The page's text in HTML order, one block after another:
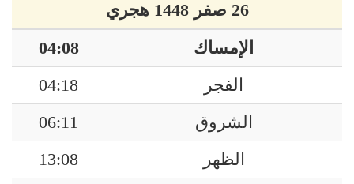
26 صفر 1448 هجري
الإمساك
04:08
الفجر
04:18
الشروق
06:11
الظهر
13:08